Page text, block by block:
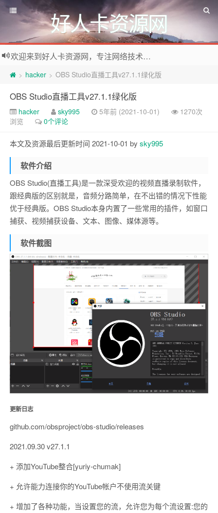
好人卡资源网
欢迎来到好人卡资源网，专注网络技术资源收集，我们不仅是网络资源的搬运工，也生产原创资源。寻找资源请留言或关注公众号:烈日下的男人
> hacker > OBS Studio直播工具v27.1.1绿化版
OBS Studio直播工具v27.1.1绿化版
hacker sky995 5年前 (2021-10-01)
1270次
浏览
0个评论
本文及资源最后更新时间 2021-10-01 by sky995
软件介绍
OBS Studio(直播工具)是一款深受欢迎的视频直播录制软件，
跟经典版的区别就是，音频分路简单，在不出错的情况下性能
优于经典版。OBS Studio本身内置了一些常用的插件，如窗口
捕获、视频捕获设备、文本、图像、媒体源等。
软件截图
更新日志
github.com/obsproject/obs-studio/releases
2021.09.30 v27.1.1
+ 添加YouTube整合[yuriy-chumak]
+ 允许能力连接你的YouTube帐户不使用流关键
+ 增加了各种功能，当设置您的流，允许您为每个流设置:您的